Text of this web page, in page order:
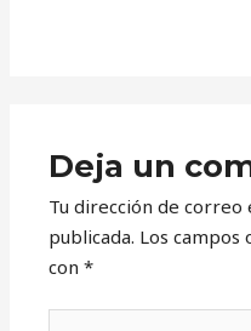
Deja un
Tu dirección de correo
publicada. Los campos
con*